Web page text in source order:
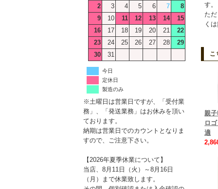
2
3 4 5 6 7
8
9
10 11 12 13 14
15
16
17 18 19 20 21
22
23
24 25 26 27 28
29
30
31
今日
定休日
製造のみ
※土曜日は営業日ですが、「受付業
務」、「発送業務」はお休みを頂い
ております。
納期は営業日でのカウントとなりま
すので、ご注意下さい。
【2026年夏季休業について】
当店、8月11日（火）～8月16日
（月）まで休業致します。
す。
た
く
こ
親
ロ
適